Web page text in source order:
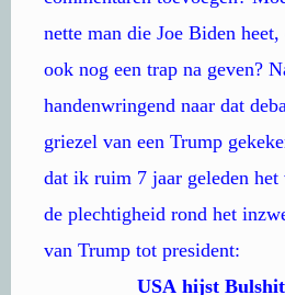
nette man die Joe Biden
ook nog een trap na geven?
handenwringend naar dat
griezel van een Trump
dat ik ruim 7 jaar geleden
de plechtigheid rond het
van Trump tot
USA hijst